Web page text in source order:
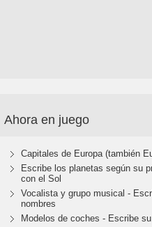
Ahora en juego
Capitales de Europa (también
Escribe los planetas según su
con el Sol
Vocalista y grupo musical -
nombres
Modelos de coches - Escribe